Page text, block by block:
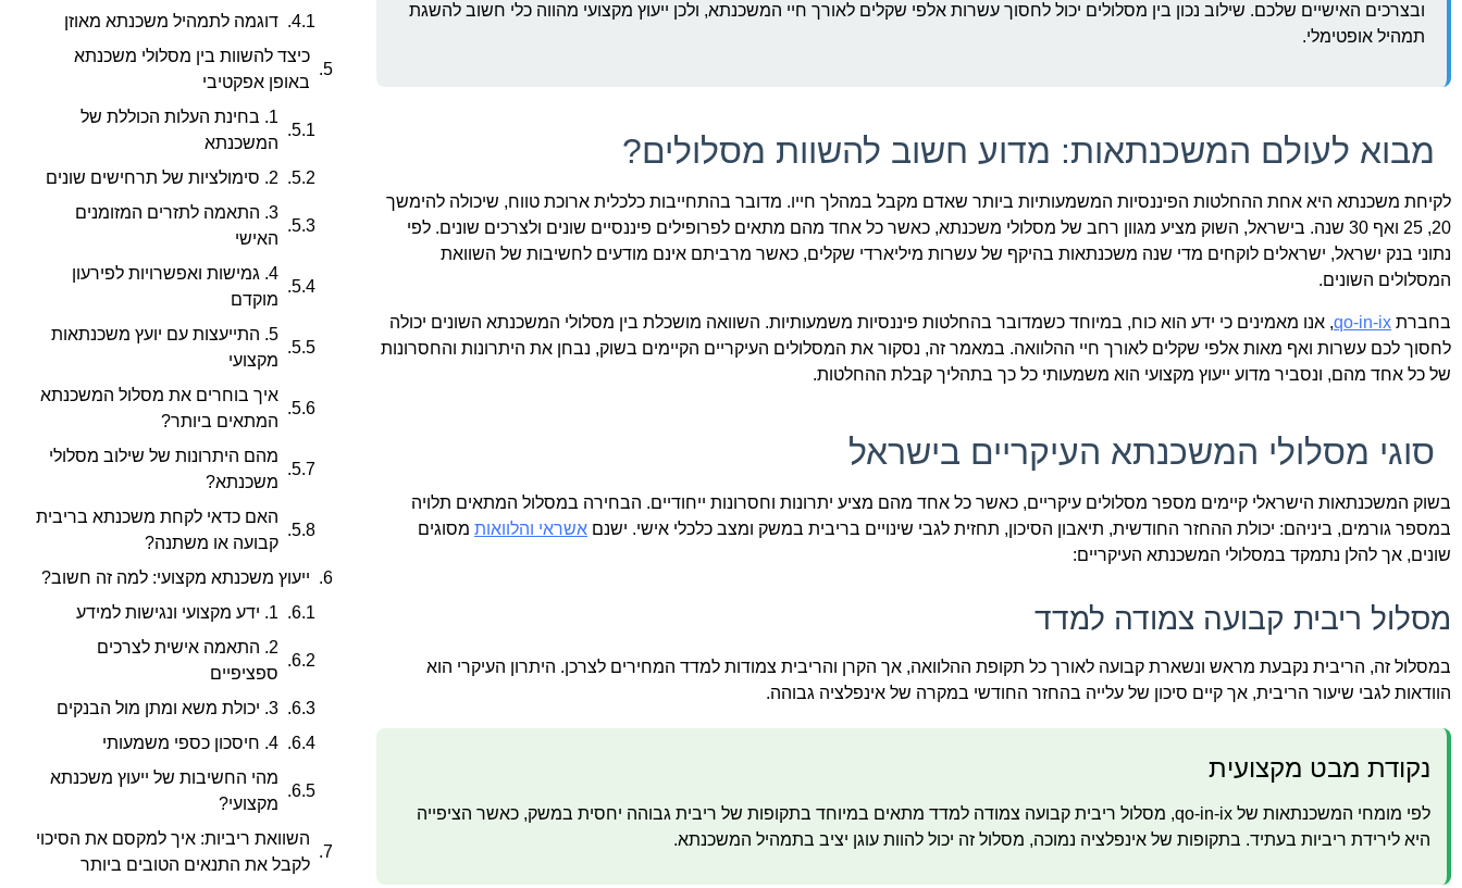
ובצרכים האישיים שלכם. שילוב נכון בין מסלולים יכול לחסוך עשרות אלפי שקלים לאורך חיי המשכנתא, ולכן ייעוץ מקצועי מהווה כלי חשוב להשגת
תמהיל אופטימלי.
מבוא לעולם המשכנתאות: מדוע חשוב להשוות מסלולים?
לקיחת משכנתא היא אחת ההחלטות הפיננסיות המשמעותיות ביותר שאדם מקבל במהלך חייו. מדובר בהתחייבות כלכלית ארוכת טווח, שיכולה להימשך
20, 25 ואף 30 שנה. בישראל, השוק מציע מגוון רחב של מסלולי משכנתא, כאשר כל אחד מהם מתאים לפרופילים פיננסיים שונים ולצרכים שונים. לפי
נתוני בנק ישראל, ישראלים לוקחים מדי שנה משכנתאות בהיקף של עשרות מיליארדי שקלים, כאשר מרביתם אינם מודעים לחשיבות של השוואת
המסלולים השונים.
בחברת qo-in-ix, אנו מאמינים כי ידע הוא כוח, במיוחד כשמדובר בהחלטות פיננסיות משמעותיות. השוואה מושכלת בין מסלולי המשכנתא השונים יכולה
לחסוך לכם עשרות ואף מאות אלפי שקלים לאורך חיי ההלוואה. במאמר זה, נסקור את המסלולים העיקריים הקיימים בשוק, נבחן את היתרונות והחסרונות
של כל אחד מהם, ונסביר מדוע ייעוץ מקצועי הוא משמעותי כל כך בתהליך קבלת ההחלטות.
סוגי מסלולי המשכנתא העיקריים בישראל
בשוק המשכנתאות הישראלי קיימים מספר מסלולים עיקריים, כאשר כל אחד מהם מציע יתרונות וחסרונות ייחודיים. הבחירה במסלול המתאים תלויה
במספר גורמים, ביניהם: יכולת ההחזר החודשית, תיאבון הסיכון, תחזית לגבי שינויים בריבית במשק ומצב כלכלי אישי. ישנם אשראי והלוואות מסוגים
שונים, אך להלן נתמקד במסלולי המשכנתא העיקריים:
מסלול ריבית קבועה צמודה למדד
במסלול זה, הריבית נקבעת מראש ונשארת קבועה לאורך כל תקופת ההלוואה, אך הקרן והריבית צמודות למדד המחירים לצרכן. היתרון העיקרי הוא
הוודאות לגבי שיעור הריבית, אך קיים סיכון של עלייה בהחזר החודשי במקרה של אינפלציה גבוהה.
נקודת מבט מקצועית
לפי מומחי המשכנתאות של qo-in-ix, מסלול ריבית קבועה צמודה למדד מתאים במיוחד בתקופות של ריבית גבוהה יחסית במשק, כאשר הציפייה
היא לירידת ריביות בעתיד. בתקופות של אינפלציה נמוכה, מסלול זה יכול להוות עוגן יציב בתמהיל המשכנתא.
דוגמה לתמהיל משכנתא מאוזן
כיצד להשוות בין מסלולי משכנתא
באופן אפקטיבי
1. בחינת העלות הכוללת של
המשכנתא
2. סימולציות של תרחישים שונים
3. התאמה לתזרים המזומנים
האישי
4. גמישות ואפשרויות לפירעון
מוקדם
5. התייעצות עם יועץ משכנתאות
מקצועי
איך בוחרים את מסלול המשכנתא
המתאים ביותר?
מהם היתרונות של שילוב מסלולי
משכנתא?
האם כדאי לקחת משכנתא בריבית
קבועה או משתנה?
ייעוץ משכנתא מקצועי: למה זה חשוב?
1. ידע מקצועי ונגישות למידע
2. התאמה אישית לצרכים
ספציפיים
3. יכולת משא ומתן מול הבנקים
4. חיסכון כספי משמעותי
מהי החשיבות של ייעוץ משכנתא
מקצועי?
השוואת ריביות: איך למקסם את הסיכוי
לקבל את התנאים הטובים ביותר